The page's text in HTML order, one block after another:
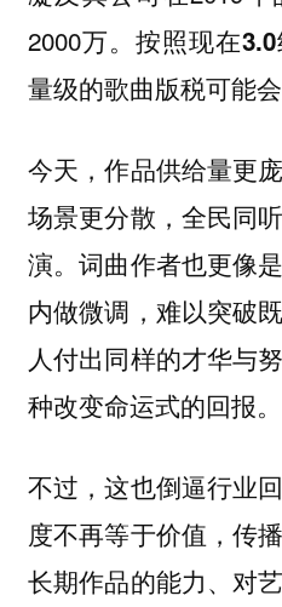
2000万。 按照现在
量级的歌曲版税可能会
今天，作品供给量更
场景更分散，全民同
演。词曲作者也更像
内做微调，难以突破
人付出同样的才华与
种改变命运式的回报。
不过，这也倒逼行业
度不再等于价值，传
长期作品的能力、对